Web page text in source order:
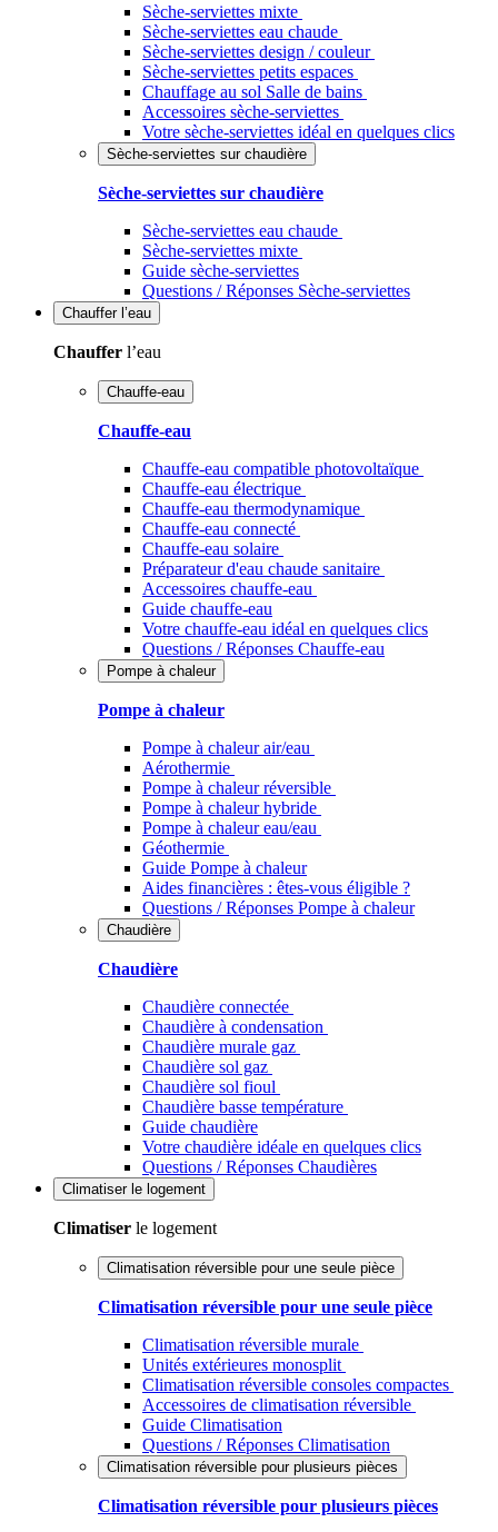
Sèche-serviettes mixte
Sèche-serviettes eau chaude
Sèche-serviettes design / couleur
Sèche-serviettes petits espaces
Chauffage au sol Salle de bains
Accessoires sèche-serviettes
Votre sèche-serviettes idéal en quelques clics
Sèche-serviettes sur chaudière
Sèche-serviettes sur chaudière
Sèche-serviettes eau chaude
Sèche-serviettes mixte
Guide sèche-serviettes
Questions / Réponses Sèche-serviettes
Chauffer l’eau
Chauffer l’eau
Chauffe-eau
Chauffe-eau
Chauffe-eau compatible photovoltaïque
Chauffe-eau électrique
Chauffe-eau thermodynamique
Chauffe-eau connecté
Chauffe-eau solaire
Préparateur d'eau chaude sanitaire
Accessoires chauffe-eau
Guide chauffe-eau
Votre chauffe-eau idéal en quelques clics
Questions / Réponses Chauffe-eau
Pompe à chaleur
Pompe à chaleur
Pompe à chaleur air/eau
Aérothermie
Pompe à chaleur réversible
Pompe à chaleur hybride
Pompe à chaleur​ eau/eau
Géothermie
Guide Pompe à chaleur
Aides financières : êtes-vous éligible ?
Questions / Réponses Pompe à chaleur
Chaudière
Chaudière
Chaudière connectée
Chaudière à condensation
Chaudière murale gaz
Chaudière sol gaz
Chaudière sol fioul
Chaudière basse température
Guide chaudière
Votre chaudière idéale en quelques clics
Questions / Réponses Chaudières
Climatiser le logement
Climatiser le logement
Climatisation réversible pour une seule pièce
Climatisation réversible pour une seule pièce
Climatisation réversible murale
Unités extérieures monosplit
Climatisation réversible consoles compactes
Accessoires de climatisation réversible
Guide Climatisation
Questions / Réponses Climatisation
Climatisation réversible pour plusieurs pièces
Climatisation réversible pour plusieurs pièces